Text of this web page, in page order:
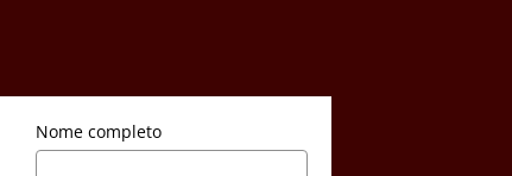
Nome completo